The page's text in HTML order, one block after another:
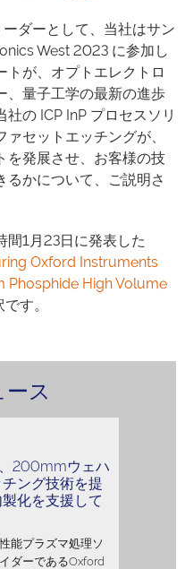
ダーとして、当社はサン
West 2023 に参加し
トが、オプトエレクトロ
、量子工学の最新の進歩
の ICP InP プロセスソリ
セットエッチングが、
を発展させ、お客様の技
るかについて、ご説明さ
間1月23日に発表した
Oxford Instruments
Phosphide High Volume
す。
ース
200mmウェハ
ング技術を提
化を支援して
能プラズマ処理ソ
ダーであるOxford